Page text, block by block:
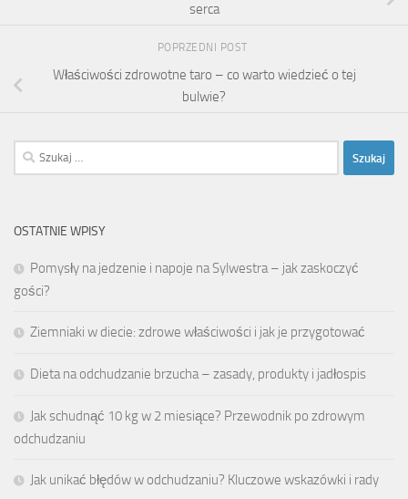
serca
POPRZEDNI POST
Właściwości zdrowotne taro – co warto wiedzieć o tej
bulwie?
Szukaj:
OSTATNIE WPISY
Pomysły na jedzenie i napoje na Sylwestra – jak zaskoczyć
gości?
Ziemniaki w diecie: zdrowe właściwości i jak je przygotować
Dieta na odchudzanie brzucha – zasady, produkty i jadłospis
Jak schudnąć 10 kg w 2 miesiące? Przewodnik po zdrowym
odchudzaniu
Jak unikać błędów w odchudzaniu? Kluczowe wskazówki i rady